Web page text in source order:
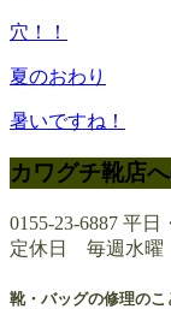
穴！！
夏のおわり
暑いですね！
カワグチ靴店
0155-23-6887 平日
定休日 毎週水曜
靴・バッグの修理のこ